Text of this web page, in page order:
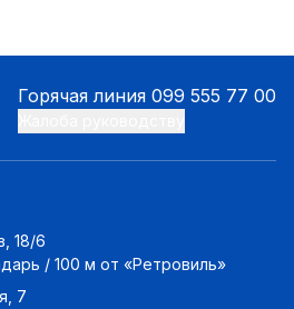
Горячая линия 099 555 77 00
18/6
/ 100 м от «Ретровиль»
7